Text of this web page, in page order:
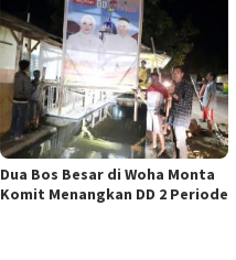
Dua Bos Besar di Woha Monta
Komit Menangkan DD 2 Periode